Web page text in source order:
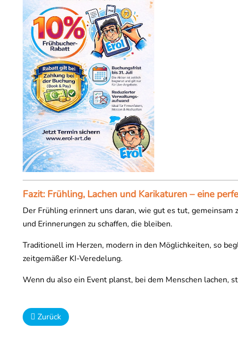
Fazit: Frühling, Lachen und Karikaturen – eine
Der Frühling erinnert uns daran, wie gut es tut, gemeinsam
und Erinnerungen zu schaffen, die bleiben.
Traditionell im Herzen, modern in den Möglichkeiten, so
zeitgemäßer KI-Veredelung.
Wenn du also ein Event planst, bei dem Menschen lachen,
Vorheriger Beitrag: Typisch Erol: Vom Hauptbahnhof zur
Zurück